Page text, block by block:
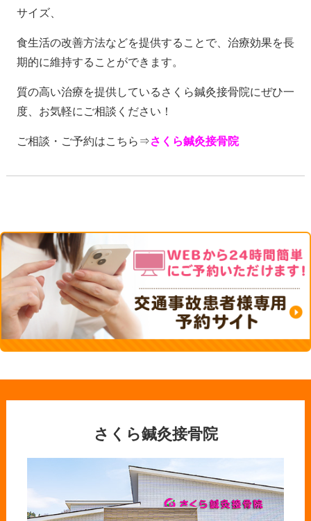
サイズ、
食生活の改善方法などを提供することで、治療効果を長
期的に維持することができます。
質の高い治療を提供しているさくら鍼灸接骨院にぜひ一
度、お気軽にご相談ください！
ご相談・ご予約はこちら⇒さくら鍼灸接骨院
さくら鍼灸接骨院